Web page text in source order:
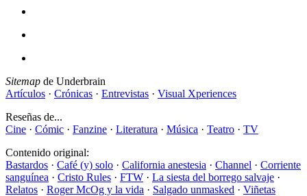
Sitemap de Underbrain
Artículos · Crónicas · Entrevistas · Visual Xperiences
Reseñas de...
Cine · Cómic · Fanzine · Literatura · Música · Teatro · TV
Contenido original:
Bastardos · Café (y) solo · California anestesia · Channel · Corriente
sanguínea · Cristo Rules · FTW · La siesta del borrego salvaje ·
Relatos · Roger McOg y la vida · Salgado unmasked · Viñetas